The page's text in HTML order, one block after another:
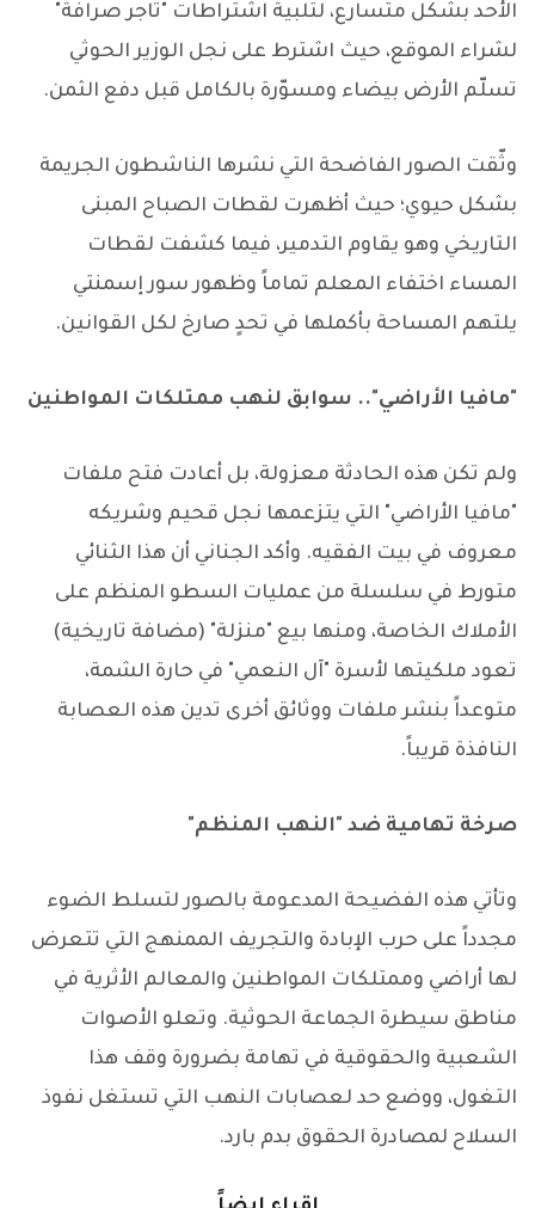
الأحد بشكل متسارع، لتلبية اشتراطات "تاجر صرافة"
لشراء الموقع، حيث اشترط على نجل الوزير الحوثي
تسلّم الأرض بيضاء ومسوّرة بالكامل قبل دفع الثمن.
وثّقت الصور الفاضحة التي نشرها الناشطون الجريمة
بشكل حيوي؛ حيث أظهرت لقطات الصباح المبنى
التاريخي وهو يقاوم التدمير، فيما كشفت لقطات
المساء اختفاء المعلم تماماً وظهور سور إسمنتي
يلتهم المساحة بأكملها في تحدٍ صارخ لكل القوانين.
"مافيا الأراضي".. سوابق لنهب ممتلكات المواطنين
ولم تكن هذه الحادثة معزولة، بل أعادت فتح ملفات
"مافيا الأراضي" التي يتزعمها نجل قحيم وشريكه
معروف في بيت الفقيه. وأكد الجناني أن هذا الثنائي
متورط في سلسلة من عمليات السطو المنظم على
الأملاك الخاصة، ومنها بيع "منزلة" (مضافة تاريخية)
تعود ملكيتها لأسرة "آل النعمي" في حارة الشمة،
متوعداً بنشر ملفات ووثائق أخرى تدين هذه العصابة
النافذة قريباً.
صرخة تهامية ضد "النهب المنظم"
وتأتي هذه الفضيحة المدعومة بالصور لتسلط الضوء
مجدداً على حرب الإبادة والتجريف الممنهج التي تتعرض
لها أراضي وممتلكات المواطنين والمعالم الأثرية في
مناطق سيطرة الجماعة الحوثية. وتعلو الأصوات
الشعبية والحقوقية في تهامة بضرورة وقف هذا
التغول، ووضع حد لعصابات النهب التي تستغل نفوذ
السلاح لمصادرة الحقوق بدم بارد.